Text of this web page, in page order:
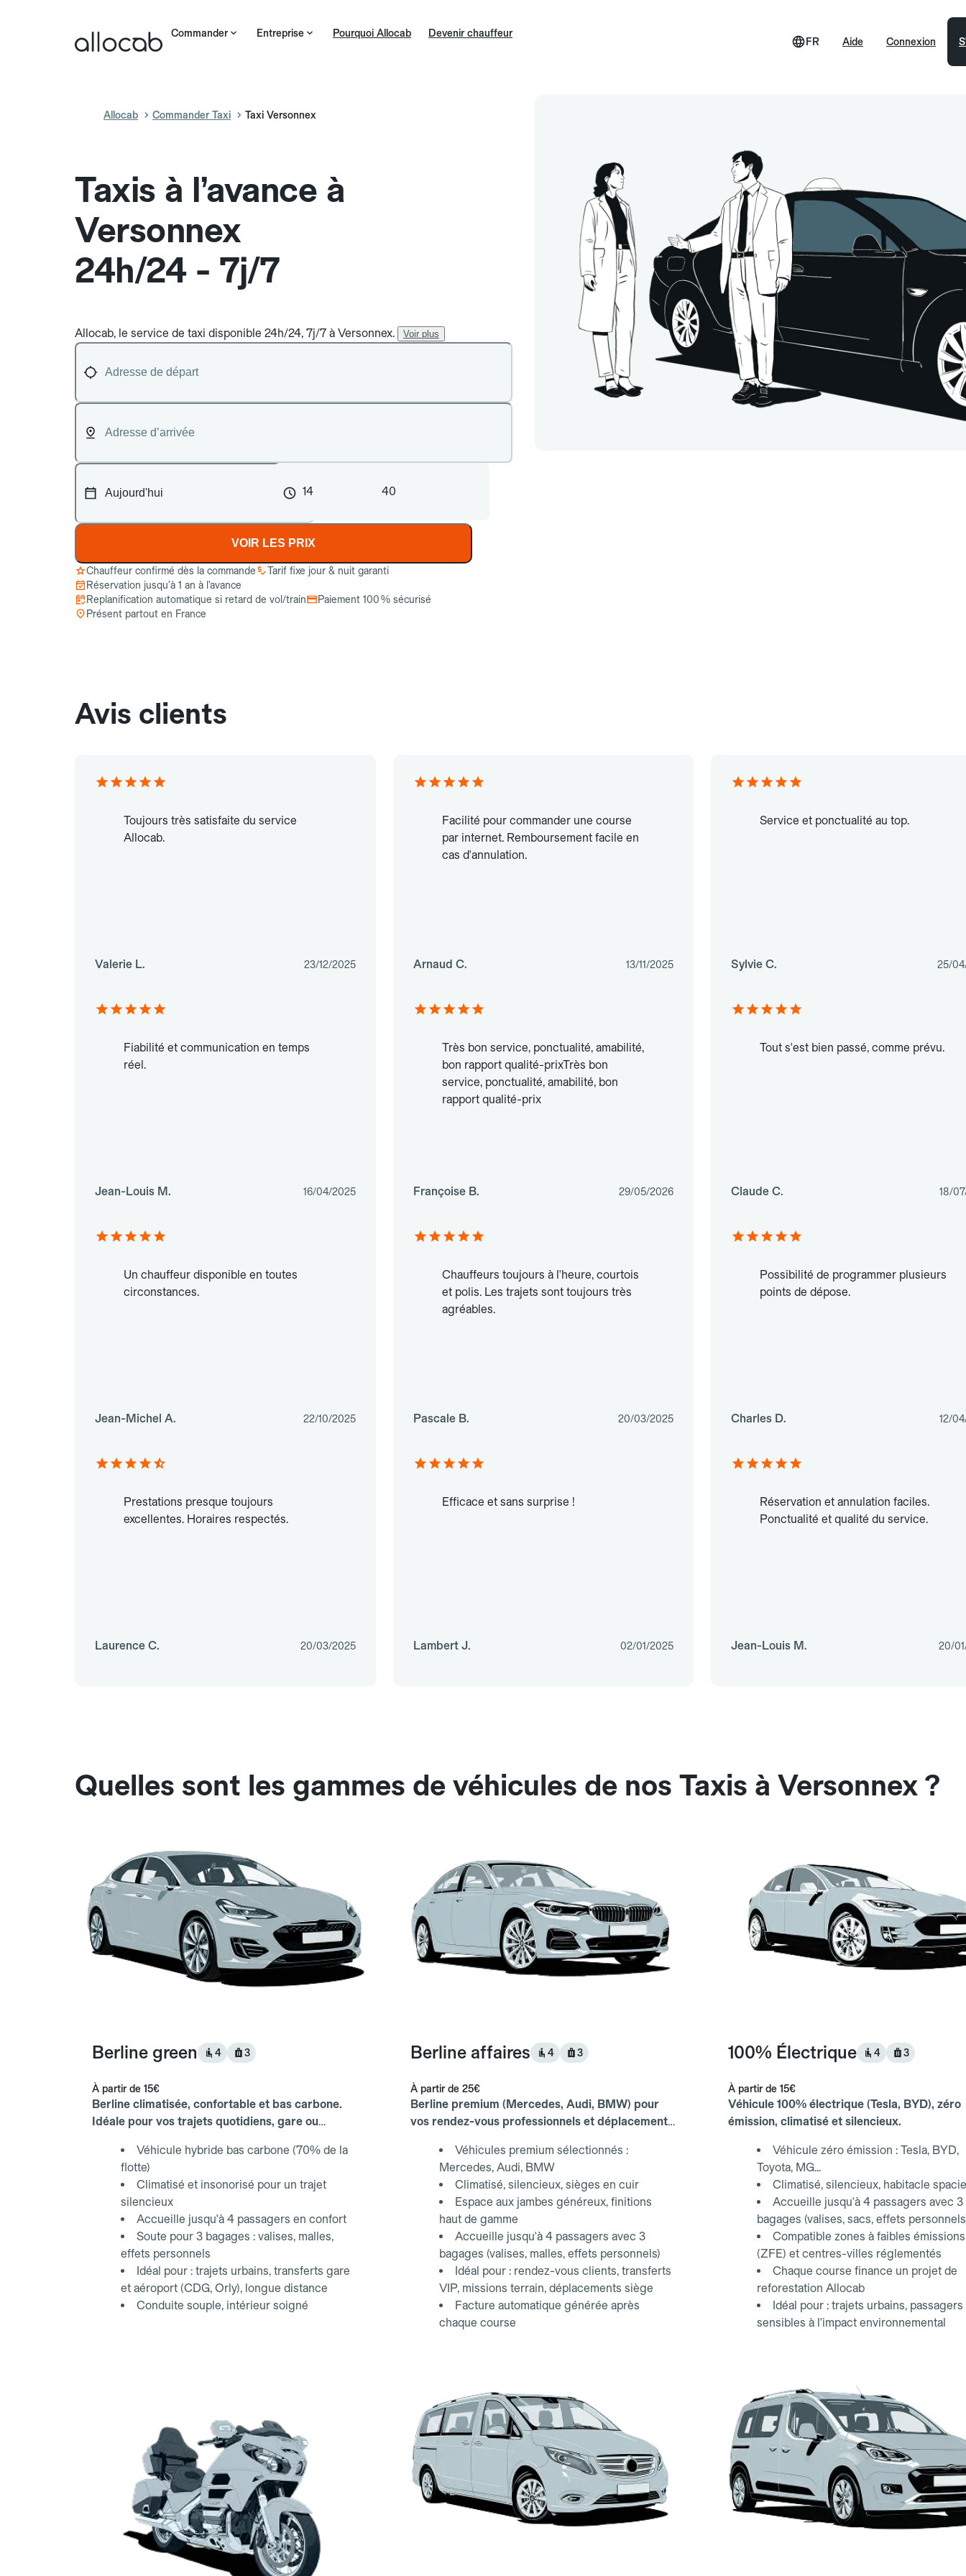
Commander Entreprise Pourquoi Allocab Devenir chauffeur
Aide
FR Connexion
Allocab Commander Taxi Taxi Versonnex
Taxis à l’avance à
Versonnex
24h/24 - 7j/7
Allocab, le service de taxi disponible 24h/24, 7j/7 à Versonnex. Voir plus
14 40
VOIR LES PRIX
Chauffeur confirmé dès la commande
Tarif fixe jour & nuit garanti
Réservation jusqu’à 1 an à l’avance
Replanification automatique si retard de vol/train
Paiement 100 % sécurisé
Présent partout en France
Avis clients
Toujours très satisfaite du service
Allocab.
Valerie L. 23/12/2025
Facilité pour commander une course
par internet. Remboursement facile en
cas d'annulation.
Arnaud C. 13/11/2025
Service et ponctualité au top.
Sylvie C. 25/
Fiabilité et communication en temps
réel.
Jean-Louis M. 16/04/2025
Très bon service, ponctualité, amabilité,
bon rapport qualité-prixTrès bon
service, ponctualité, amabilité, bon
rapport qualité-prix
Françoise B. 29/05/2026
Tout s'est bien passé, comme prévu.
Claude C. 18/
Un chauffeur disponible en toutes
circonstances.
Jean-Michel A. 22/10/2025
Chauffeurs toujours à l'heure, courtois
et polis. Les trajets sont toujours très
agréables.
Pascale B. 20/03/2025
Possibilité de programmer plusieurs
points de dépose.
Charles D. 12/
Prestations presque toujours
excellentes. Horaires respectés.
Laurence C. 20/03/2025
Efficace et sans surprise !
Lambert J. 02/01/2025
Réservation et annulation faciles.
Ponctualité et qualité du service.
Jean-Louis M. 20/
Quelles sont les gammes de véhicules de nos Taxis à Versonnex ?
Berline green 4 3
À partir de 15€
Berline climatisée, confortable et bas carbone.
Idéale pour vos trajets quotidiens, gare ou
Véhicule hybride bas carbone (70% de la
flotte)
Climatisé et insonorisé pour un trajet
silencieux
Accueille jusqu'à 4 passagers en confort
Soute pour 3 bagages : valises, malles,
effets personnels
Idéal pour : trajets urbains, transferts gare
et aéroport (CDG, Orly), longue distance
Conduite souple, intérieur soigné
Berline affaires 4 3
À partir de 25€
Berline premium (Mercedes, Audi, BMW) pour
vos rendez-vous professionnels et déplacements
Véhicules premium sélectionnés :
Mercedes, Audi, BMW
Climatisé, silencieux, sièges en cuir
Espace aux jambes généreux, finitions
haut de gamme
Accueille jusqu'à 4 passagers avec 3
bagages (valises, malles, effets personnels)
Idéal pour : rendez-vous clients, transferts
VIP, missions terrain, déplacements siège
Facture automatique générée après
chaque course
100% Électrique 4 3
À partir de 15€
Véhicule 100% électrique (Tesla, BYD), zéro
émission, climatisé et silencieux.
Véhicule zéro émission : Tesla, BYD,
Toyota, MG...
Climatisé, silencieux, habitacle
Accueille jusqu'à 4 passagers avec 3
bagages (valises, sacs, effets
Compatible zones à faibles émissions
(ZFE) et centres-villes réglementés
Chaque course finance un projet de
reforestation Allocab
Idéal pour : trajets urbains, passagers
sensibles à l'impact environnemental